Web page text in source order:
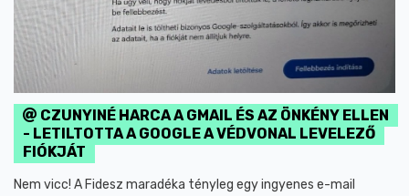
CZUNYINÉ HARCA A GMAIL ÉS AZ ÖNKÉNY ELLEN
- LETILTOTTA A GOOGLE A VÉDVONAL LEVELEZŐ
FIÓKJÁT
Nem vicc! A Fidesz maradéka tényleg egy ingyenes e-mail